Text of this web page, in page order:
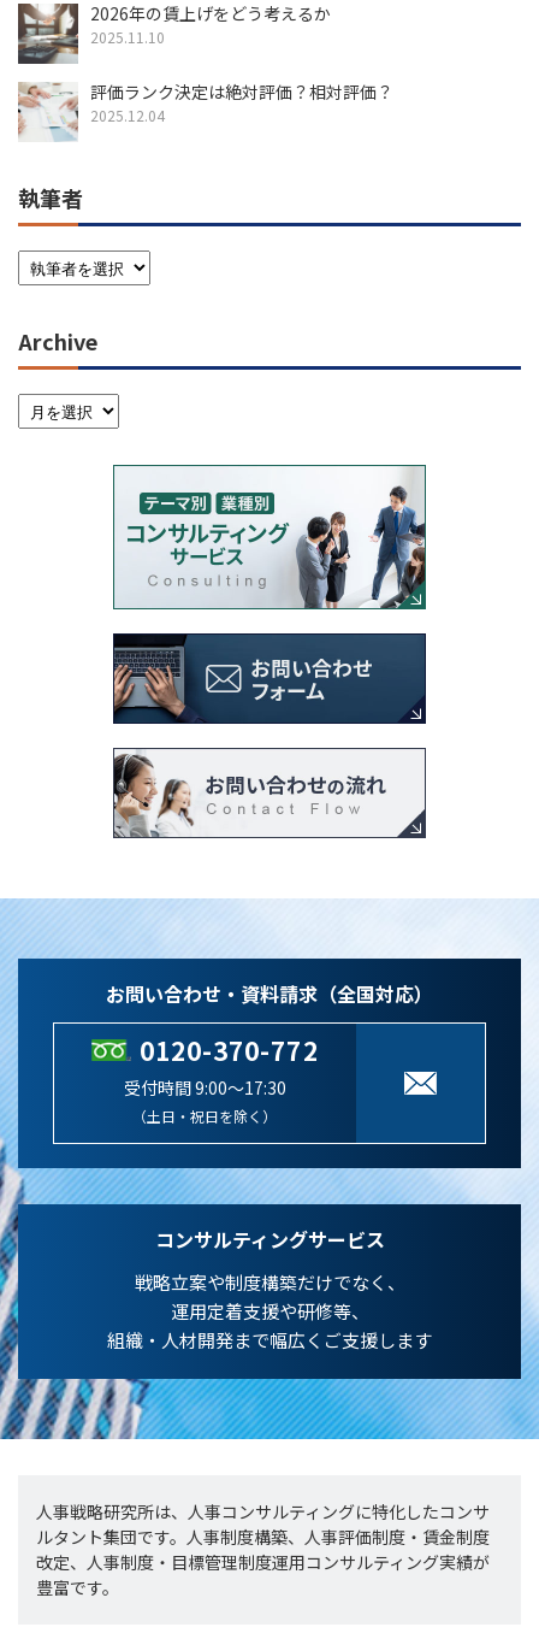
2026年の賃上げをどう考えるか
2025.11.10
評価ランク決定は絶対評価？相対評価？
2025.12.04
執筆者
Archive
お問い合わせ・資料請求（全国対応）
0120-370-772
受付時間 9:00～17:30
（土日・祝日を除く）
コンサルティングサービス
戦略立案や制度構築だけでなく、
運用定着支援や研修等、
組織・人材開発まで幅広くご支援します
人事戦略研究所は、人事コンサルティングに特化したコンサ
ルタント集団です。人事制度構築、人事評価制度・賃金制度
改定、人事制度・目標管理制度運用コンサルティング実績が
豊富です。